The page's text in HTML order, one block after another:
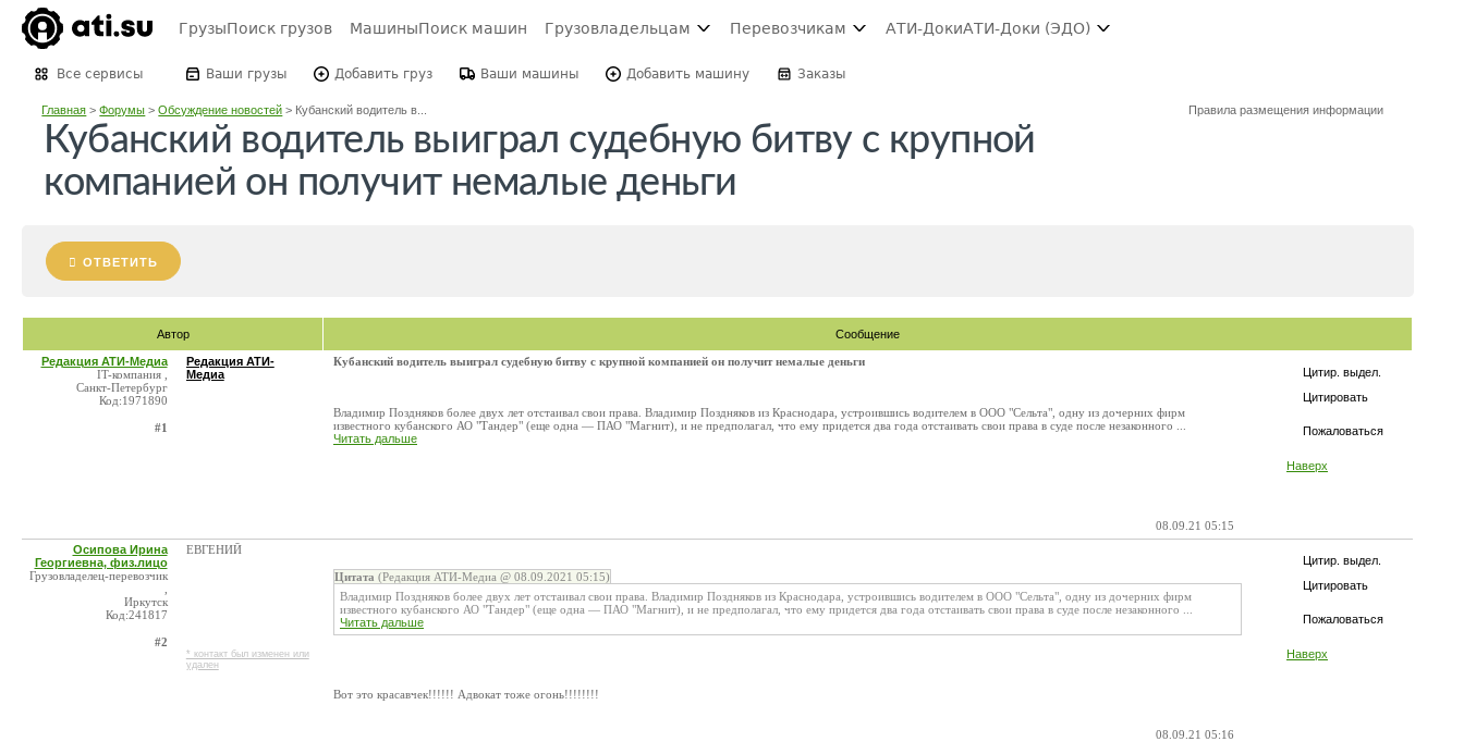
ГрузыПоиск грузов МашиныПоиск машин Грузовладельцам Перевозчикам АТИ-ДокиАТИ-Доки (ЭДО)
Все сервисы Ваши грузы Добавить груз Ваши машины Добавить машину Заказы
Главная >Форумы >Обсуждение новостей > Кубанский водитель в... Правила размещения информации
Кубанский водитель выиграл судебную битву с крупной
компанией он получит немалые деньги
ОТВЕТИТЬ
Автор Сообщение
Цитир. выдел.
Цитировать
Пожаловаться
Наверх
Редакция АТИ-Медиа
IT-компания ,
Санкт-Петербург
Код:1971890
#1
Редакция АТИ-
Медиа
Кубанский водитель выиграл судебную битву с крупной компанией он получит немалые деньги
Владимир Поздняков более двух лет отстаивал свои права. Владимир Поздняков из Краснодара, устроившись водителем в ООО "Сельта", одну из дочерних фирм
известного кубанского АО "Тандер" (еще одна — ПАО "Магнит), и не предполагал, что ему придется два года отстаивать свои права в суде после незаконного ...
Читать дальше
08.09.21 05:15
Цитир. выдел.
Цитировать
Пожаловаться
Наверх
Осипова Ирина
Георгиевна, физ.лицо
Грузовладелец-перевозчик
Иркутск
Код:241817
#2
ЕВГЕНИЙ
* контакт был изменен или
удален
Цитата (Редакция АТИ-Медиа @ 08.09.2021 05:15)
Владимир Поздняков более двух лет отстаивал свои права. Владимир Поздняков из Краснодара, устроившись водителем в ООО "Сельта", одну из дочерних фирм
известного кубанского АО "Тандер" (еще одна — ПАО "Магнит), и не предполагал, что ему придется два года отстаивать свои права в суде после незаконного ...
Читать дальше
Вот это красавчек!!!!!! Адвокат тоже огонь!!!!!!!!
08.09.21 05:16